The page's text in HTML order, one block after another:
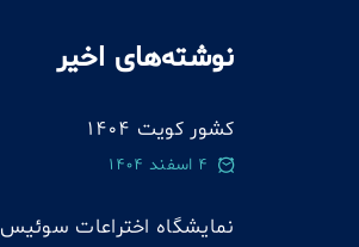
نوشته‌های اخیر
کشور کویت 1404
4 اسفند 1404
نمایشگاه اختراعات سوئيس